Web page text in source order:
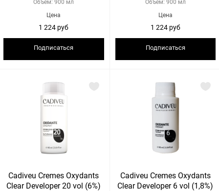
Объем: 900 мл
Цена
1 224 руб
Подписаться
Объем: 900 мл
Цена
1 224 руб
Подписаться
Cadiveu Cremes Oxydants
Clear Developer 20 vol (6%)
Cadiveu Cremes Oxydants
Clear Developer 6 vol (1,8%)